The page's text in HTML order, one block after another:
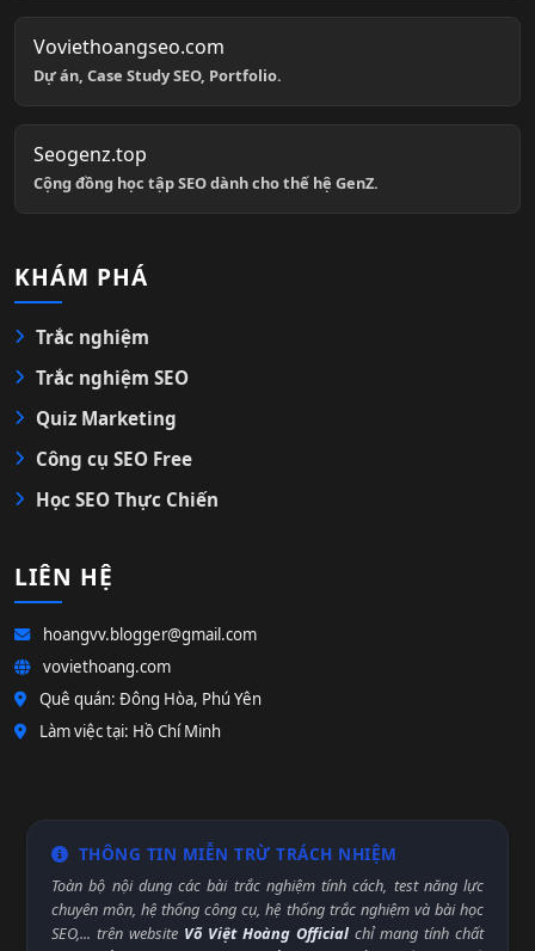
Voviethoangseo.com
Dự án, Case Study SEO, Portfolio.
Seogenz.top
Cộng đồng học tập SEO dành cho thế hệ GenZ.
KHÁM PHÁ
Trắc nghiệm
Trắc nghiệm SEO
Quiz Marketing
Công cụ SEO Free
Học SEO Thực Chiến
LIÊN HỆ
hoangvv.blogger@gmail.com
voviethoang.com
Quê quán: Đông Hòa, Phú Yên
Làm việc tại: Hồ Chí Minh
THÔNG TIN MIỄN TRỪ TRÁCH NHIỆM
Toàn bộ nội dung các bài trắc nghiệm tính cách, test năng lực
chuyên môn, hệ thống công cụ, hệ thống trắc nghiệm và bài học
SEO,... trên website Võ Việt Hoàng Official chỉ mang tính chất